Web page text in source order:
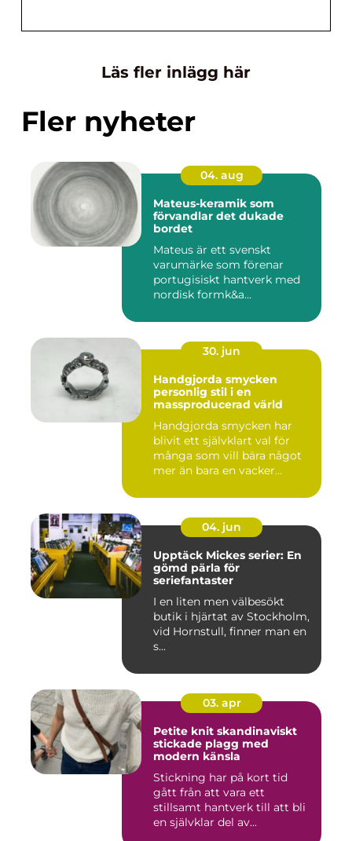
Läs fler inlägg här
Fler nyheter
04. aug
Mateus-keramik som
förvandlar det dukade
bordet
Mateus är ett svenskt
varumärke som förenar
portugisiskt hantverk med
nordisk formk&a...
30. jun
Handgjorda smycken
personlig stil i en
massproducerad värld
Handgjorda smycken har
blivit ett självklart val för
många som vill bära något
mer än bara en vacker...
04. jun
Upptäck Mickes serier: En
gömd pärla för
seriefantaster
I en liten men välbesökt
butik i hjärtat av Stockholm,
vid Hornstull, finner man en
s...
03. apr
Petite knit skandinaviskt
stickade plagg med
modern känsla
Stickning har på kort tid
gått från att vara ett
stillsamt hantverk till att bli
en självklar del av...